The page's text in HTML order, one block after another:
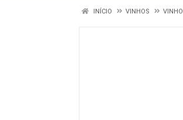
INÍCIO VINHOS VINHO